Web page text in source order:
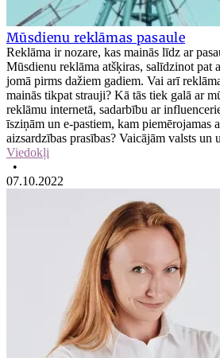
Mūsdienu reklāmas pasaule
Reklāma ir nozare, kas mainās līdz ar
Mūsdienu reklāma atšķiras, salīdzinot pat
jomā pirms dažiem gadiem. Vai arī
mainās tikpat strauji? Kā tās tiek galā ar
reklāmu internetā, sadarbību ar
īsziņām un e-pastiem, kam piemērojamas
aizsardzības prasības? Vaicājām valsts un
Viedokļi
•
07.10.2022